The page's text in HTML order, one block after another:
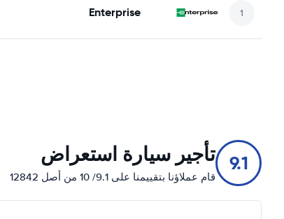
Enterprise
9.1 تأجير سيارة استعراض
قام عملاؤنا بتقييمنا على 9.1/ 10 من أصل 12842